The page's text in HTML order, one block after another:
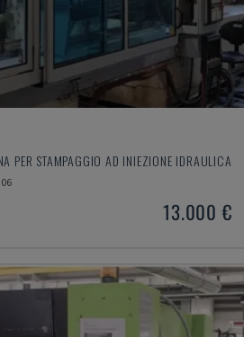
PER STAMPAGGIO AD INIEZIONE IDRAULICA
13.000 €